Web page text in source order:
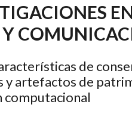
de
y artefactos de
computacional